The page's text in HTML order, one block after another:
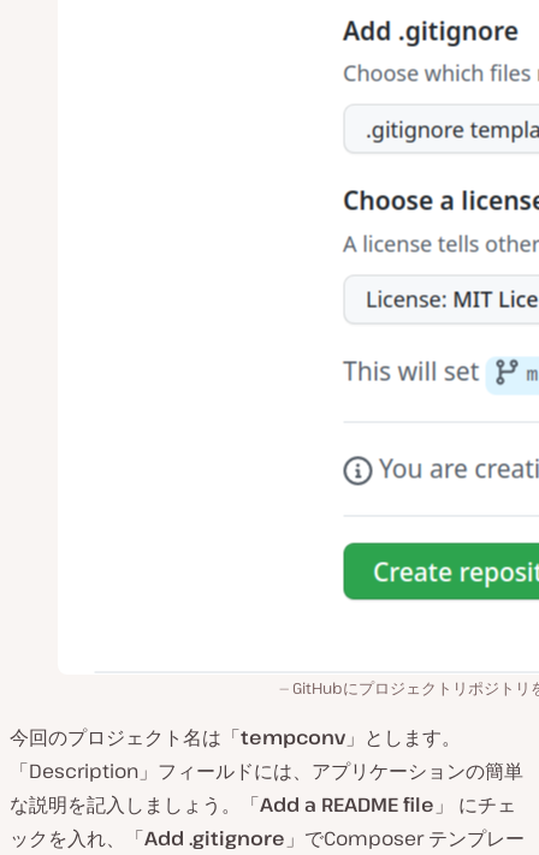
GitHubにプロジェクトリポジトリ
今回のプロジェクト名は「tempconv 」とします。
「Description」フィールドには、アプリケーションの簡単
な説明を記入しましょう。「Add a README file 」 にチェ
ックを入れ、「Add .gitignore 」でComposer テンプレー